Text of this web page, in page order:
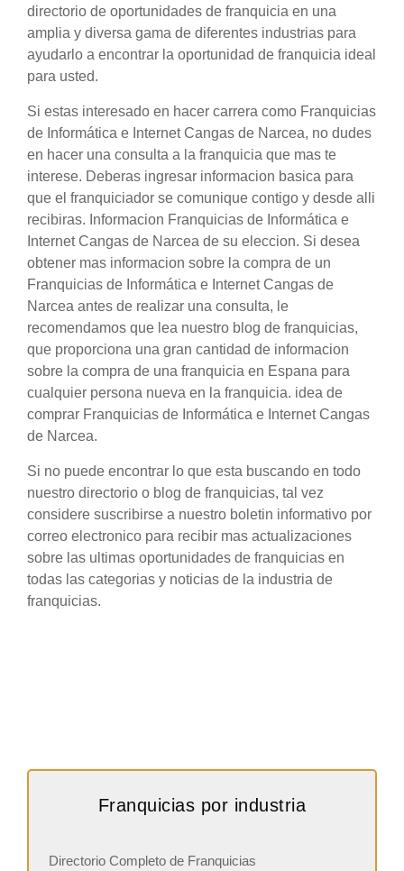
directorio de oportunidades de franquicia en una
amplia y diversa gama de diferentes industrias para
ayudarlo a encontrar la oportunidad de franquicia ideal
para usted.
Si estas interesado en hacer carrera como Franquicias
de Informática e Internet Cangas de Narcea, no dudes
en hacer una consulta a la franquicia que mas te
interese. Deberas ingresar informacion basica para
que el franquiciador se comunique contigo y desde alli
recibiras. Informacion Franquicias de Informática e
Internet Cangas de Narcea de su eleccion. Si desea
obtener mas informacion sobre la compra de un
Franquicias de Informática e Internet Cangas de
Narcea antes de realizar una consulta, le
recomendamos que lea nuestro blog de franquicias,
que proporciona una gran cantidad de informacion
sobre la compra de una franquicia en Espana para
cualquier persona nueva en la franquicia. idea de
comprar Franquicias de Informática e Internet Cangas
de Narcea.
Si no puede encontrar lo que esta buscando en todo
nuestro directorio o blog de franquicias, tal vez
considere suscribirse a nuestro boletin informativo por
correo electronico para recibir mas actualizaciones
sobre las ultimas oportunidades de franquicias en
todas las categorias y noticias de la industria de
franquicias.
Franquicias por industria
Directorio Completo de Franquicias